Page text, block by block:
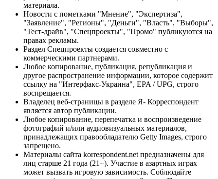
материала.
Новости с пометками "Мнение", "Экспертиза",
"Заявление", "Регионы", "Деньги", "Власть", "Выборы",
"Тест-драйв", "Спецпроекты", "Промо" публикуются на
правах рекламы.
Раздел Спецпроекты создается совместно с
коммерческими партнерами.
Любое копирование, публикация, републикация и
другое распространение информации, которое содержит
ссылку на "Интерфакс-Украина", EPA / UPG, строго
воспрещается.
Владелец веб-страницы в разделе Я- Корреспондент
является автор публикации.
Любое копирование, перепечатка и воспроизведение
фотографий и/или аудиовизуальных материалов,
принадлежащих правообладателю Getty Images, строго
запрещено.
Материалы сайта korrespondent.net предназначены для
лиц старше 21 года (21+). Участие в азартных играх
может вызвать игровую зависимость. Соблюдайте